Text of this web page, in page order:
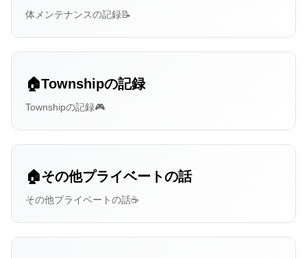
体メンテナンスの記録📝
🏠Townshipの記録
Townshipの記録🎮
🏠その他プライベートの話
その他プライベートの話☕